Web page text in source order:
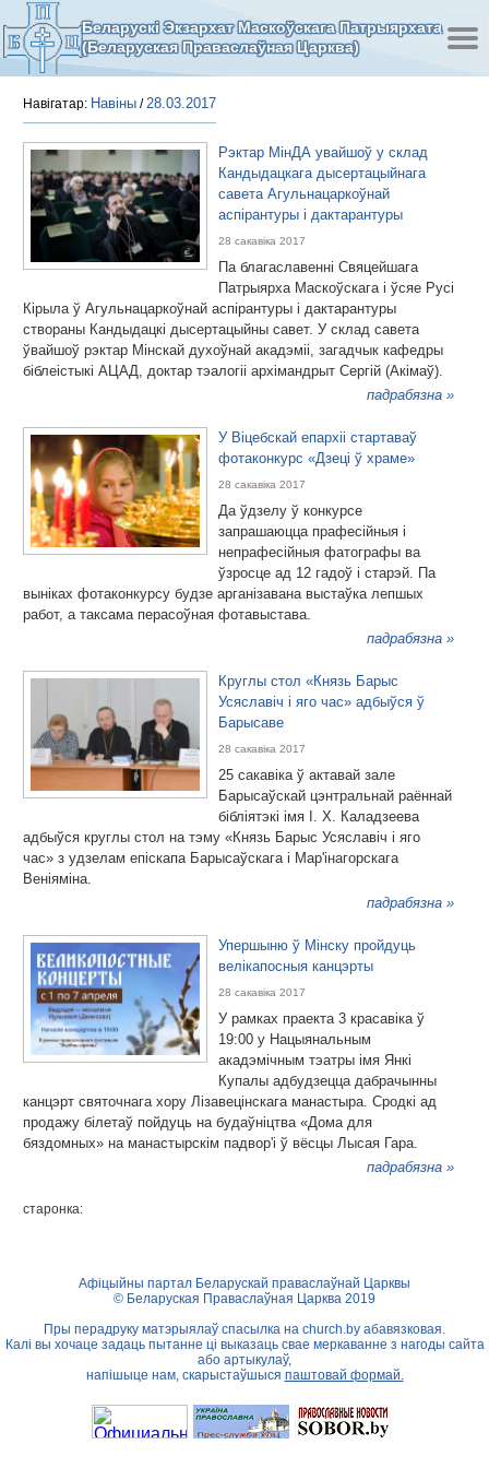
Беларускі Экзархат Маскоўскага Патрыярхата
(Беларуская Праваслаўная Царква)
Навігатар: Навіны /28.03.2017
Рэктар МінДА увайшоў у склад
Кандыдацкага дысертацыйнага
савета Агульнацаркоўнай
аспірантуры і дактарантуры
28 сакавіка 2017
Па благаславенні Свяцейшага
Патрыярха Маскоўскага і ўсяе Русі
Кірыла ў Агульнацаркоўнай аспірантуры і дактарантуры
створаны Кандыдацкі дысертацыйны савет. У склад савета
ўвайшоў рэктар Мінскай духоўнай акадэміі, загадчык кафедры
біблеістыкі АЦАД, доктар тэалогіі архімандрыт Сергій (Акімаў).
падрабязна »
У Віцебскай епархіі стартаваў
фотаконкурс «Дзеці ў храме»
28 сакавіка 2017
Да ўдзелу ў конкурсе
запрашаюцца прафесійныя і
непрафесійныя фатографы ва
ўзросце ад 12 гадоў і старэй. Па
выніках фотаконкурсу будзе арганізавана выстаўка лепшых
работ, а таксама перасоўная фотавыстава.
падрабязна »
Круглы стол «Князь Барыс
Усяславіч і яго час» адбыўся ў
Барысаве
28 сакавіка 2017
25 сакавіка ў актавай зале
Барысаўскай цэнтральнай раённай
бібліятэкі імя І. Х. Каладзеева
адбыўся круглы стол на тэму «Князь Барыс Усяславіч і яго
час» з удзелам епіскапа Барысаўскага і Мар'інагорскага
Веніяміна.
падрабязна »
Упершыню ў Мінску пройдуць
велікапосныя канцэрты
28 сакавіка 2017
У рамках праекта 3 красавіка ў
19:00 у Нацыянальным
акадэмічным тэатры імя Янкі
Купалы адбудзецца дабрачынны
канцэрт святочнага хору Лізавецінскага манастыра. Сродкі ад
продажу білетаў пойдуць на будаўніцтва «Дома для
бяздомных» на манастырскім падвор'і ў вёсцы Лысая Гара.
падрабязна »
старонка:
Афіцыйны партал Беларускай праваслаўнай Царквы
© Беларуская Праваслаўная Царква 2019
Пры перадруку матэрыялаў спасылка на church.by абавязковая.
Калі вы хочаце задаць пытанне ці выказаць свае меркаванне з нагоды сайта
або артыкулаў,
напішыце нам, скарыстаўшыся паштовай формай.